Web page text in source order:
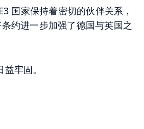
国家保持着密切的伙伴关系，
约进一步加强了德国与英国之
牢固。